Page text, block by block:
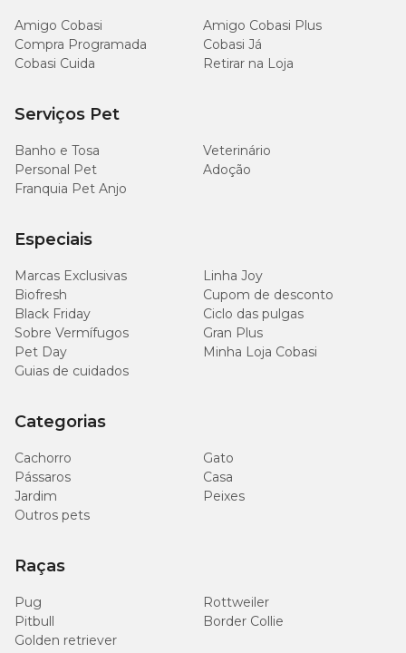
Amigo Cobasi
Amigo Cobasi Plus
Compra Programada
Cobasi Já
Cobasi Cuida
Retirar na Loja
Serviços Pet
Banho e Tosa
Veterinário
Personal Pet
Adoção
Franquia Pet Anjo
Especiais
Marcas Exclusivas
Linha Joy
Biofresh
Cupom de desconto
Black Friday
Ciclo das pulgas
Sobre Vermífugos
Gran Plus
Pet Day
Minha Loja Cobasi
Guias de cuidados
Categorias
Cachorro
Gato
Pássaros
Casa
Jardim
Peixes
Outros pets
Raças
Pug
Rottweiler
Pitbull
Border Collie
Golden retriever